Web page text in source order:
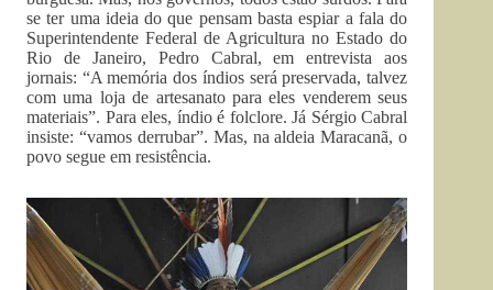
se ter uma ideia do que pensam basta espiar a fala do
Superintendente Federal de Agricultura no Estado do
Rio de Janeiro, Pedro Cabral, em entrevista aos
jornais: “A memória dos índios será preservada, talvez
com uma loja de artesanato para eles venderem seus
materiais”. Para eles, índio é folclore. Já Sérgio Cabral
insiste: “vamos derrubar”. Mas, na aldeia Maracanã, o
povo segue em resistência.